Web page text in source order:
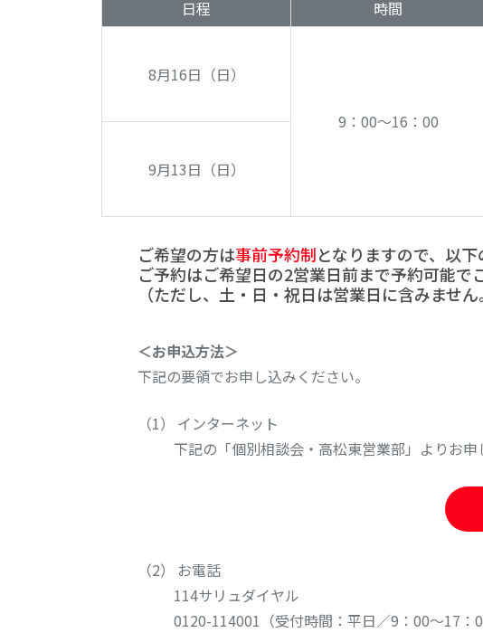
日程 時間
8月16日 （日）
9：00～16：00
9月13日 （日）
ご希望の方は事前予約制となりますので、以
ご予約はご希望日の2営業日前まで予約可能で
（ただし、土・日・祝日は営業日に含みません
＜お申込方法＞
下記の要領でお申し込みください。
インターネット
下記の「個別相談会・高松東営業部」よりお申
お電話
114サリュダイヤル
0120-114001 （受付時間：平日／9：00～17：